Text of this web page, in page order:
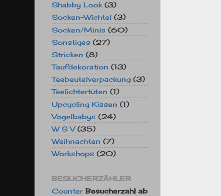
Shabby Look (3)
Socken-Wichtel (3)
Socken/Minis (60)
Sonstiges (27)
Stricken (8)
Taufdekoration (13)
Teebeutelverpackung (3)
Teelichtertüten (1)
Upcycling Kissen (1)
Vogelbabys (24)
W S V (35)
Weihnachten (7)
Workshops (20)
BESUCHERZÄHLER
Counter Besucherzahl ab